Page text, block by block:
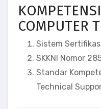
COMPUTER
Sistem
SKKNI Nomor
Standar
Technical